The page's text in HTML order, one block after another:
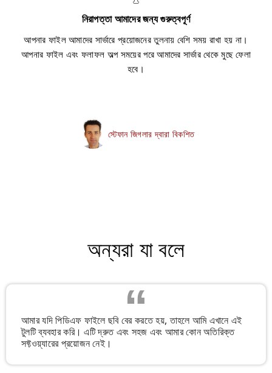
নিরাপত্তা আমাদের জন্য গুরুত্বপূর্ণ
আপনার ফাইল আমাদের সার্ভারে প্রয়োজনের তুলনায় বেশি সময় রাখা হয় না।
আপনার ফাইল এবং ফলাফল অল্প সময়ের পরে আমাদের সার্ভার থেকে মুছে ফেলা
হবে।
স্টেফান জিগলার দ্বারা বিকশিত
অন্যরা যা বলে
আমার যদি পিডিএফ ফাইলে ছবি বের করতে হয়, তাহলে আমি এখানে এই
টুলটি ব্যবহার করি। এটি দ্রুত এবং সহজ এবং আমার কোন অতিরিক্ত
সফ্টওয়্যারের প্রয়োজন নেই।